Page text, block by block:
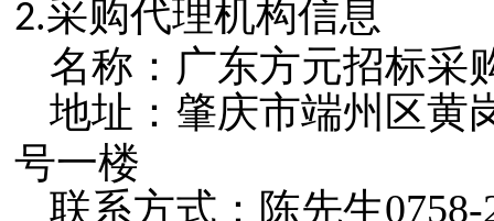
2.采购代理机构信息
名称：广东方元招标采
地址： 肇庆市端州区黄
号一楼
联系方式：陈先生0758-